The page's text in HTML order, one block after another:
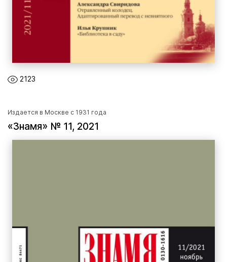
2123
Издается в Москве с 1931 года
«Знамя» № 11, 2021